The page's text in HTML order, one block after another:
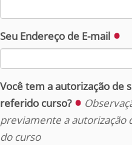
Seu Endereço de E-mail
Você tem a autorização de
referido curso?
previamente a autorização
do curso